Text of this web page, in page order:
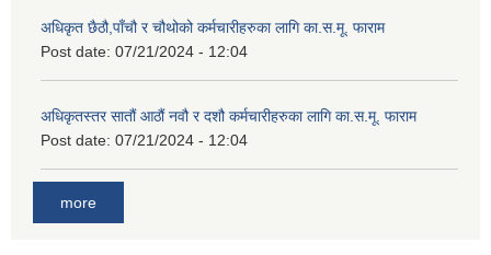
अधिकृत छैठौ,पाँचौ र चौथोको कर्मचारीहरुका लागि का.स.मू. फाराम
Post date: 07/21/2024 - 12:04
अधिकृतस्तर सातौं आठौं नवौ र दशौ कर्मचारीहरुका लागि का.स.मू. फाराम
Post date: 07/21/2024 - 12:04
more